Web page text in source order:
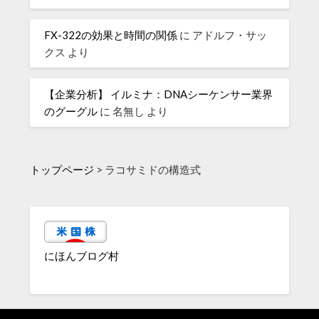
FX-322の効果と時間の関係 に アドルフ・サッ
クス より
【企業分析】 イルミナ：DNAシーケンサー業界
のグーグル に名無し より
トップページ > ラコサミドの構造式
にほんブログ村